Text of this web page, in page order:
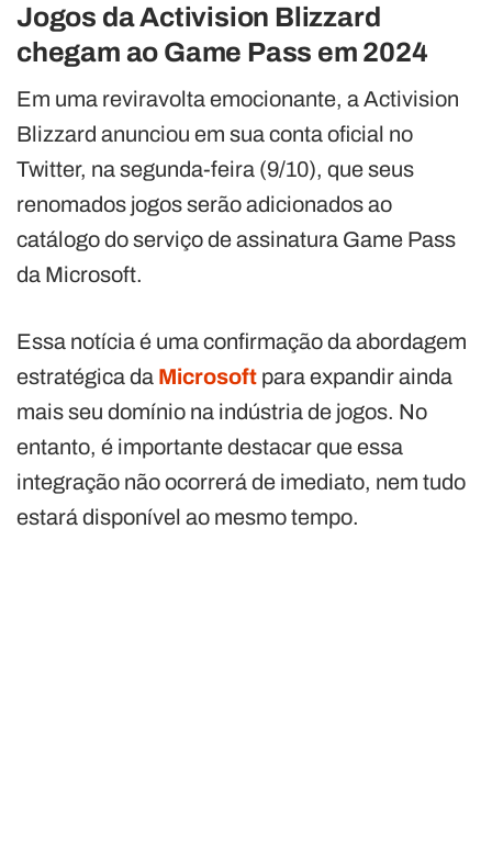
Jogos da Activision Blizzard
chegam ao Game Pass em 2024
Em uma reviravolta emocionante, a Activision
Blizzard anunciou em sua conta oficial no
Twitter, na segunda-feira (9/10), que seus
renomados jogos serão adicionados ao
catálogo do serviço de assinatura Game Pass
da Microsoft.
Essa notícia é uma confirmação da abordagem
estratégica da Microsoft para expandir ainda
mais seu domínio na indústria de jogos. No
entanto, é importante destacar que essa
integração não ocorrerá de imediato, nem tudo
estará disponível ao mesmo tempo.